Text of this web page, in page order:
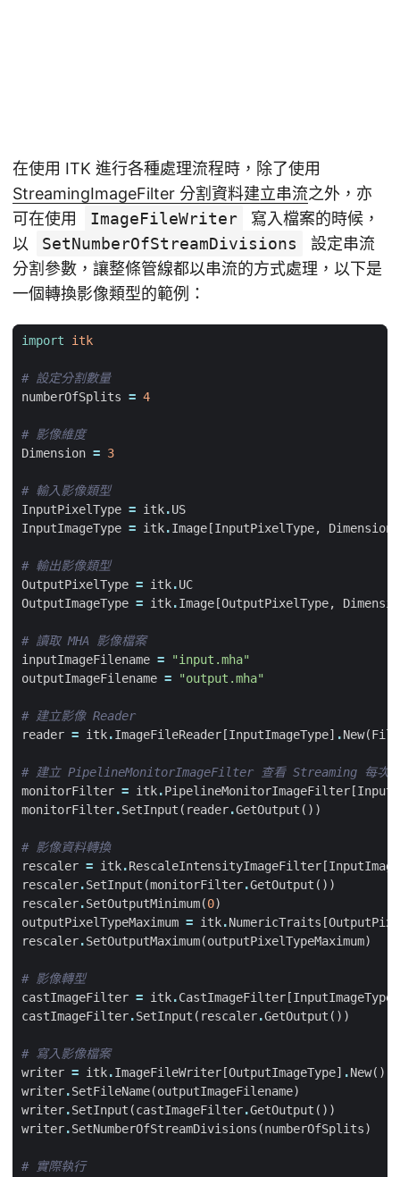
在使用 ITK 進行各種處理流程時，除了使用
StreamingImageFilter 分割資料建立串流之外，亦
可在使用
ImageFileWriter
寫入檔案的時候，
以
SetNumberOfStreamDivisions
設定串流
分割參數，讓整條管線都以串流的方式處理，以下是
一個轉換影像類型的範例：
import itk
# 設定分割數量
numberOfSplits = 4
# 影像維度
Dimension = 3
# 輸入影像類型
InputPixelType = itk.US
InputImageType = itk.Image [InputPixelType, Dimension
# 輸出影像類型
OutputPixelType = itk.UC
OutputImageType = itk.Image [OutputPixelType,
# 讀取 MHA 影像檔案
inputImageFilename =
"input.mha"
outputImageFilename = "output.mha"
# 建立影像 Reader
reader = itk.ImageFileReader [InputImageType] .New(
# 建立 PipelineMonitorImageFilter 查看 Streaming 每次處
monitorFilter = itk.PipelineMonitorImageFilter [
monitorFilter.SetInput ( reader.GetOutput ())
# 影像資料轉換
rescaler = itk.RescaleIntensityImageFilter [
rescaler.SetInput (monitorFilter.GetOutput ())
rescaler.SetOutputMinimum(0)
outputPixelTypeMaximum = itk.NumericTraits [
rescaler.SetOutputMaximum(outputPixelTypeMaximum)
# 影像轉型
castImageFilter = itk.CastImageFilter [InputImageType
castImageFilter.SetInput ( rescaler.GetOutput ())
# 寫入影像檔案
writer = itk.ImageFileWriter [OutputImageType] .New()
writer.SetFileName(outputImageFilename)
writer.SetInput (castImageFilter.GetOutput ())
writer.SetNumberOfStreamDivisions (numberOfSplits)
# 實際執行